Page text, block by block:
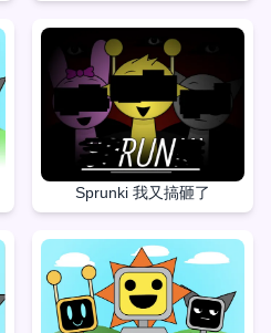
Sprunki 我又搞砸了